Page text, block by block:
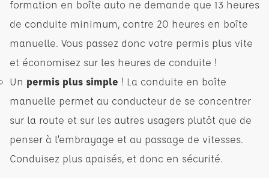
formation en boîte auto ne demande que 13 heures
de conduite minimum, contre 20 heures en boîte
manuelle. Vous passez donc votre permis plus vite
et économisez sur les heures de conduite !
Un permis plus simple ! La conduite en boîte
manuelle permet au conducteur de se concentrer
sur la route et sur les autres usagers plutôt que de
penser à l’embrayage et au passage de vitesses.
Conduisez plus apaisés, et donc en sécurité.